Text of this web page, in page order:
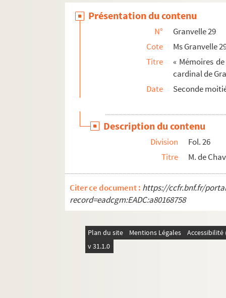
Fol. 92. Bonnet Jacquemet au cardinal.
Fol. 93. M. de Noyelle, femme du sieur de
Fol. 95 et 97. M. de Chavirey au cardinal
Fol. 99. Viron au cardinal. Bruxelles, 12
Fol. 101. M. de Chavirey au cardinal.
Fol. 105. Viron au cardinal. Bruxelles, 10
Fol. 110. M. de Vergy à Bonnet
Fol. 113. Viron au cardinal. Bruxelles, 31
Fol. 115. Le cardinal à Viron. 1574
Fol. 117. M. de Chavirey au cardinal.
Fol. 119. N. de Mailleroncourt, religieux de
Fol. 121. Le même à M. de Chavirey.
Fol. 123. Viron au cardinal. Bruxelles, 21
Fol. 125. M. de Chavirey au cardinal.
Fol. 127. Bonnet Jacquemet au cardinal.
Fol. 129. Jules-César Spinola à M. de
Présentation du contenu
N°
Granvelle 29
Cote
Ms Granvelle
Titre
« Mémoires
cardinal de
Date
Seconde
Description du contenu
Division
Fol. 26
Titre
M. de
Citer ce document : https://ccfr.bnf.fr/
record=eadcgm:EADC:a80168758
Plan du site Mentions Légales
v 31.1.0